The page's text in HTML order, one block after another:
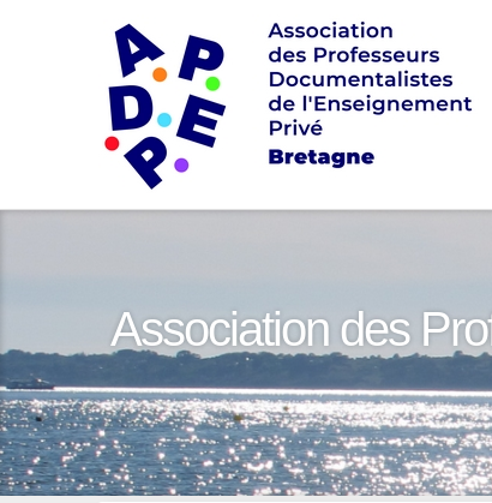
Association des